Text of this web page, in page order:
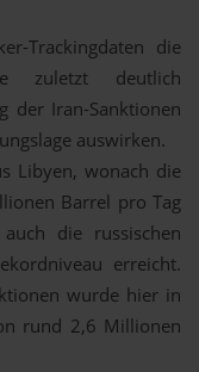
Trackingdaten die
zuletzt deutlich
der Iran-Sanktionen
auswirken.
Libyen, wonach die
Barrel pro Tag
die russischen
erreicht.
wurde hier in
rund 2,6 Millionen